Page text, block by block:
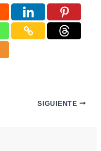
SIGUIENTE